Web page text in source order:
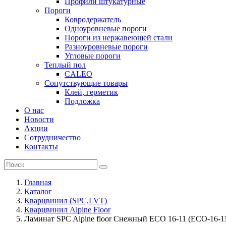
Пороги
Ковродержатель
Одноуровневые пороги
Пороги из нержавеющей стали
Разноуровневые пороги
Угловые пороги
Теплый пол
CALEO
Сопутствующие товары
Клей, герметик
Подложка
О нас
Новости
Акции
Сотрудничество
Контакты
Главная
Каталог
Кварцвинил (SPC,LVT)
Кварцвинил Alpine Floor
Ламинат SPC Alpine floor Снежный ECO 16-11 (ECO-16-